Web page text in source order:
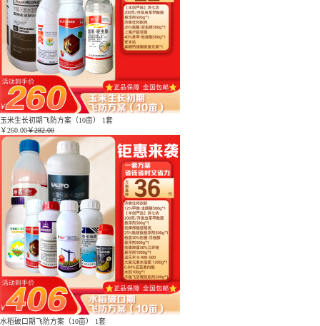
玉米生长初期飞防方案（10亩） 1套
￥260.00￥282.00
水稻破口期飞防方案（10亩） 1套